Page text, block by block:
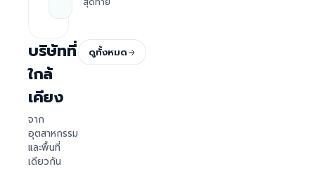
บริษัทที่
ใกล้
เคียง
จาก
อุตสาหกรรม
และพื้นที่
เดียวกัน
ดูทั้งหมด